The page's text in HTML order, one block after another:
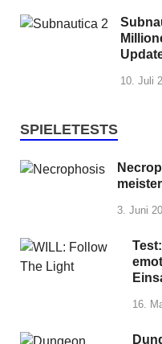
10. Juli
SPIELETESTS
3. Juni
16.